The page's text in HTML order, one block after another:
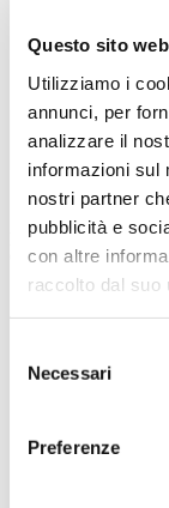
Questo sito
Utilizziamo i
annunci, per
analizzare il
informazioni sul
nostri partner
pubblicità e
con altre
raccolto dal suo
delNecessari
Preferenze
Esposizione
Online
HOME
CHI È
Sistemi